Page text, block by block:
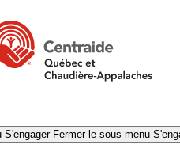
S'engager Fermer le sous-menu